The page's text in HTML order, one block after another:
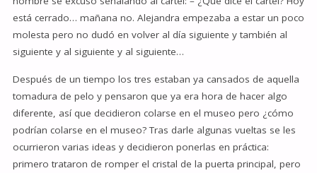
está cerrado… mañana no. Alejandra empezaba a estar un poco
molesta pero no dudó en volver al día siguiente y también al
siguiente y al siguiente y al siguiente…
Después de un tiempo los tres estaban ya cansados de aquella
tomadura de pelo y pensaron que ya era hora de hacer algo
diferente, así que decidieron colarse en el museo pero ¿cómo
podrían colarse en el museo? Tras darle algunas vueltas se les
ocurrieron varias ideas y decidieron ponerlas en práctica:
primero trataron de romper el cristal de la puerta principal, pero